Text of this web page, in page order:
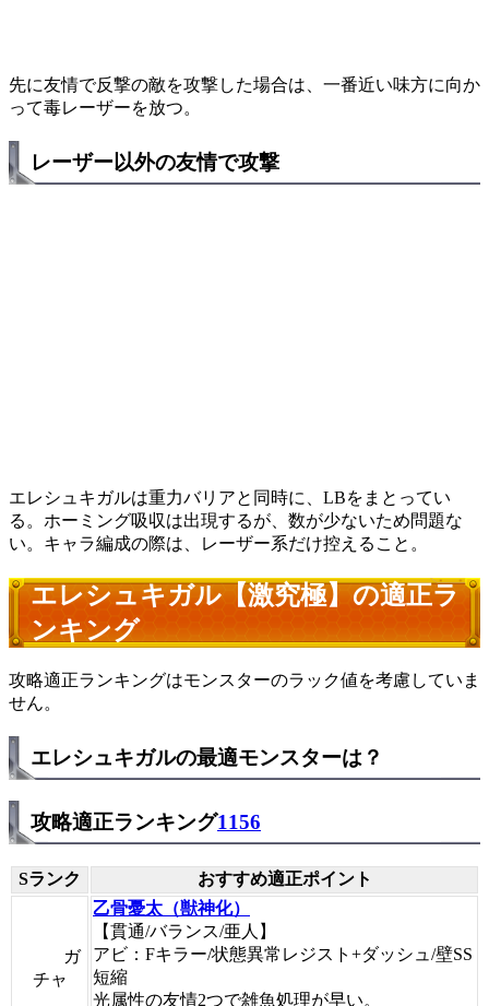
先に友情で反撃の敵を攻撃した場合は、一番近い味方に向か
って毒レーザーを放つ。
レーザー以外の友情で攻撃
エレシュキガルは重力バリアと同時に、LBをまとってい
る。ホーミング吸収は出現するが、数が少ないため問題な
い。キャラ編成の際は、レーザー系だけ控えること。
エレシュキガル【激究極】の適正ラ
ンキング
攻略適正ランキングはモンスターのラック値を考慮していま
せん。
エレシュキガルの最適モンスターは？
攻略適正ランキング1156
Sランク おすすめ適正ポイント
ガ
チャ
乙骨憂太（獣神化）
【貫通/バランス/亜人】
アビ：Fキラー/状態異常レジスト+ダッシュ/壁SS
短縮
光属性の友情2つで雑魚処理が早い。